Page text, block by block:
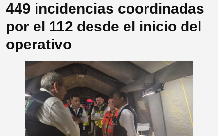
449 incidencias coordinadas
por el 112 desde el inicio del
operativo